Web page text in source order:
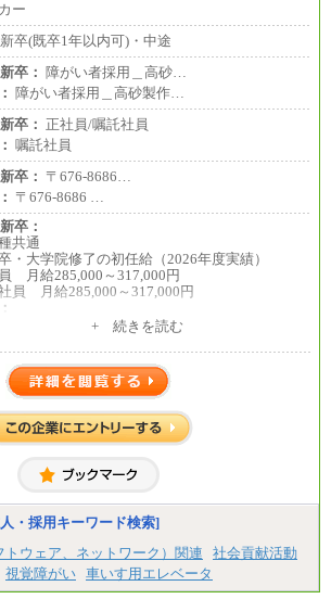
ー
卒(既卒1年以内可)・中途
卒：
障がい者採用＿高砂…
障がい者採用＿高砂製作…
卒： 正社員/嘱託社員
嘱託社員
卒：
〒676-8686…
〒676-8686 …
卒：
共通
・大学院修了の初任給（2026年度実績）
月給285,000～317,000円
員 月給285,000～317,000円
・能力等を踏まえて、当社規定により支給し
+ 続きを読む
・採用キーワード検索]
トウェア、ネットワーク）関連
社会貢献活動
視覚障がい 車いす用エレベータ